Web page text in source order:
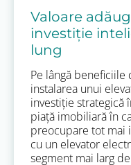
Valoare
investiție
lung
Pe lângă
instalarea unui
investiție strategică
piață imobiliară în
preocupare tot mai
cu un elevator
segment mai larg